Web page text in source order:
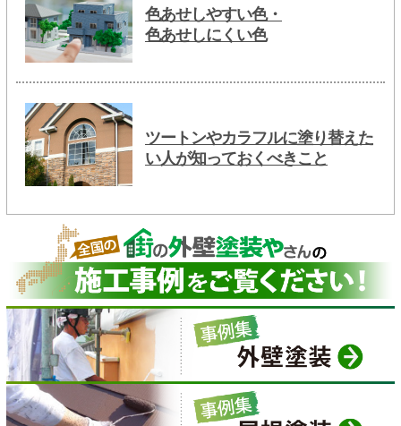
色あせしやすい色・
色あせしにくい色
ツートンやカラフルに塗り替えた
い人が知っておくべきこと